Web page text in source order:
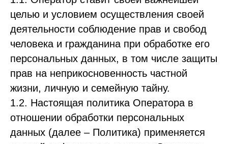
целью и условием осуществления своей
деятельности соблюдение прав и свобод
человека и гражданина при обработке его
персональных данных, в том числе защиты
прав на неприкосновенность частной
жизни, личную и семейную тайну.
1.2. Настоящая политика Оператора в
отношении обработки персональных
данных (далее – Политика) применяется